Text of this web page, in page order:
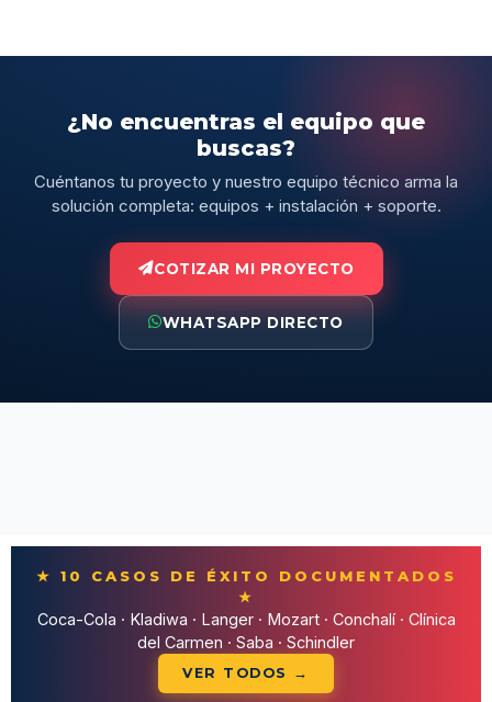
¿No encuentras el equipo que
buscas?
Cuéntanos tu proyecto y nuestro equipo técnico arma la
solución completa: equipos + instalación + soporte.
COTIZAR MI PROYECTO
WHATSAPP DIRECTO
★ 10 CASOS DE ÉXITO DOCUMENTADOS
★
Coca-Cola · Kladiwa · Langer · Mozart · Conchalí · Clínica
del Carmen · Saba · Schindler
VER TODOS →